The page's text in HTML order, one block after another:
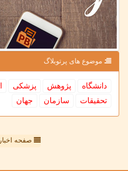
موضوع های پرتوبلاگ
دانشگاه پژوهش پزشكی
تحقیقات
سازمان جهان
صفحه اخبار